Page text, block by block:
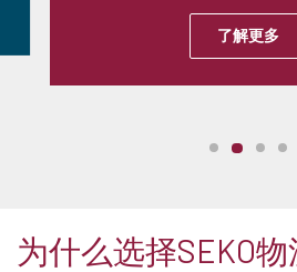
了解更多
为什么选择SEKO